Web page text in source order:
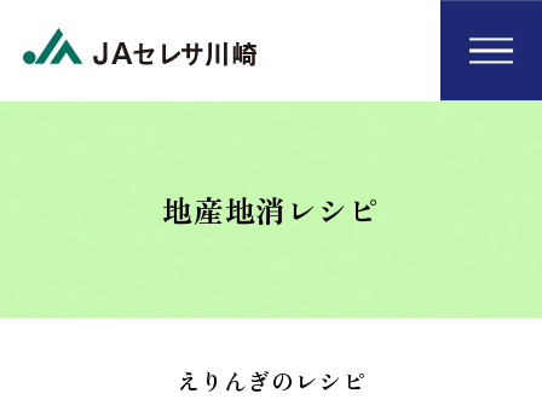
地産地消レシピ
えりんぎのレシピ